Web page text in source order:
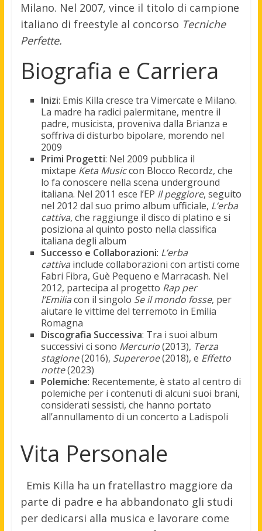
Milano. Nel 2007, vince il titolo di campione
italiano di freestyle al concorso Tecniche
Perfette.
Biografia e Carriera
Inizi: Emis Killa cresce tra Vimercate e Milano.
La madre ha radici palermitane, mentre il
padre, musicista, proveniva dalla Brianza e
soffriva di disturbo bipolare, morendo nel
2009
Primi Progetti: Nel 2009 pubblica il
mixtape Keta Musiccon Blocco Recordz, che
lo fa conoscere nella scena underground
italiana. Nel 2011 esce l’EP Il peggiore, seguito
nel 2012 dal suo primo album ufficiale, L’erba
cattiva, che raggiunge il disco di platino e si
posiziona al quinto posto nella classifica
italiana degli album
Successo e Collaborazioni: L’erba
cattivainclude collaborazioni con artisti come
Fabri Fibra, Guè Pequeno e Marracash. Nel
2012, partecipa al progetto Rap per
l’Emiliacon il singolo Se il mondo fosse, per
aiutare le vittime del terremoto in Emilia
Romagna
Discografia Successiva: Tra i suoi album
successivi ci sono Mercurio(2013), Terza
stagione(2016), Supereroe(2018), e Effetto
notte(2023)
Polemiche: Recentemente, è stato al centro di
polemiche per i contenuti di alcuni suoi brani,
considerati sessisti, che hanno portato
all’annullamento di un concerto a Ladispoli
Vita Personale
Emis Killa ha un fratellastro maggiore da
parte di padre e ha abbandonato gli studi
per dedicarsi alla musica e lavorare come